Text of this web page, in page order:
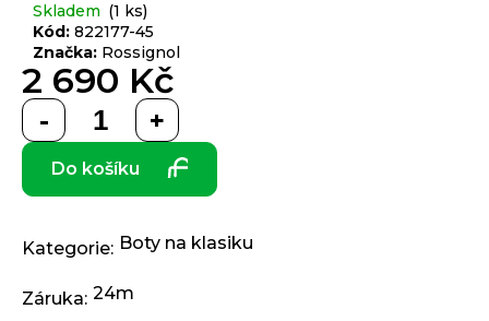
Skladem (1 ks)
Kód: 822177-45
Značka: Rossignol
2 690 Kč
Měrná
cena:
Do košíku
Kategorie: Boty na klasiku
Záruka: 24m
D
o
p
o
r
u
u
e
e